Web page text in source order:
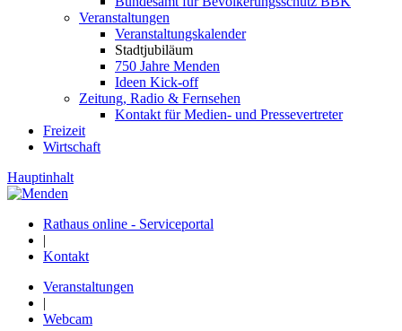
Veranstaltungen
Veranstaltungskalender
Stadtjubiläum
750 Jahre Menden
Ideen Kick-off
Zeitung, Radio & Fernsehen
Kontakt für Medien- und Pressevertreter
Freizeit
Wirtschaft
Hauptinhalt
Rathaus online - Serviceportal
|
Kontakt
Veranstaltungen
|
Webcam